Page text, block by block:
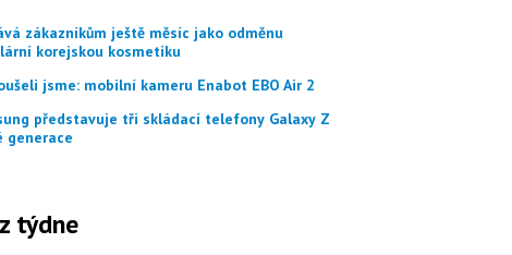
korejskou kosmetiku
jsme: mobilní kameru Enabot EBO Air 2
generace
týdne